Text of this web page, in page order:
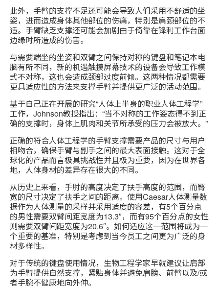
此外，手臂的支撑不足还可能会导致人们采用不舒适的坐
姿，进而造成身体其他部位的伤痛，特别是肩颈部位的不
适。手臂缺乏支撑还可能会加剧由于倚靠在锋利工作台面
边缘时所造成的伤害。
与需要端坐的坐姿和双臂之间保持对称的键盘和笔记本电
脑有所不同，新的机遇触摸屏幕技术的设备会导致工作模
式不对称，这也会造成颈部过度前倾。这两种情况都需要
更具适应性的方法来支撑手臂并提供更广泛的活动范围。
基于自己正在开展的研究“人体上半身的职业人体工程学”
工作，Johnson教授指出：“当不对称的工作姿态得不到正
确的支撑时，身体上肌肉和关节所承受的压力会被放大。”
正确的符合人体工程学的手臂支撑需要产品的尺寸与用户
相吻合，确保手臂与副手之间的最大表面接触。这对于全
球化的产品而言极具挑战性并且极为重要，因为在世界各
地，人体身材的差异存在很大的不同。
从历史上来看，手肘的高度决定了扶手高度的范围，而臀
宽的尺寸决定了扶手之间的距离。使用Caesar人体测量数
据作为人体测量的采样并采用适度的容差，有5个百分点
的男性需要双臂间距宽度为13.3″，而有95个百分点的女性
则需要双臂间距宽度为20.6″。如何适应这一范围将成为一
个重要的基准，特别是考虑到当今员工之间更为广泛的身
材多样性。
对于传统的键盘使用情况，生物工程学家早就建议让肩部
为手臂提供自然支撑，紧贴身体并避免肩膀、前臂以及/或
者手腕不健康地向外伸。